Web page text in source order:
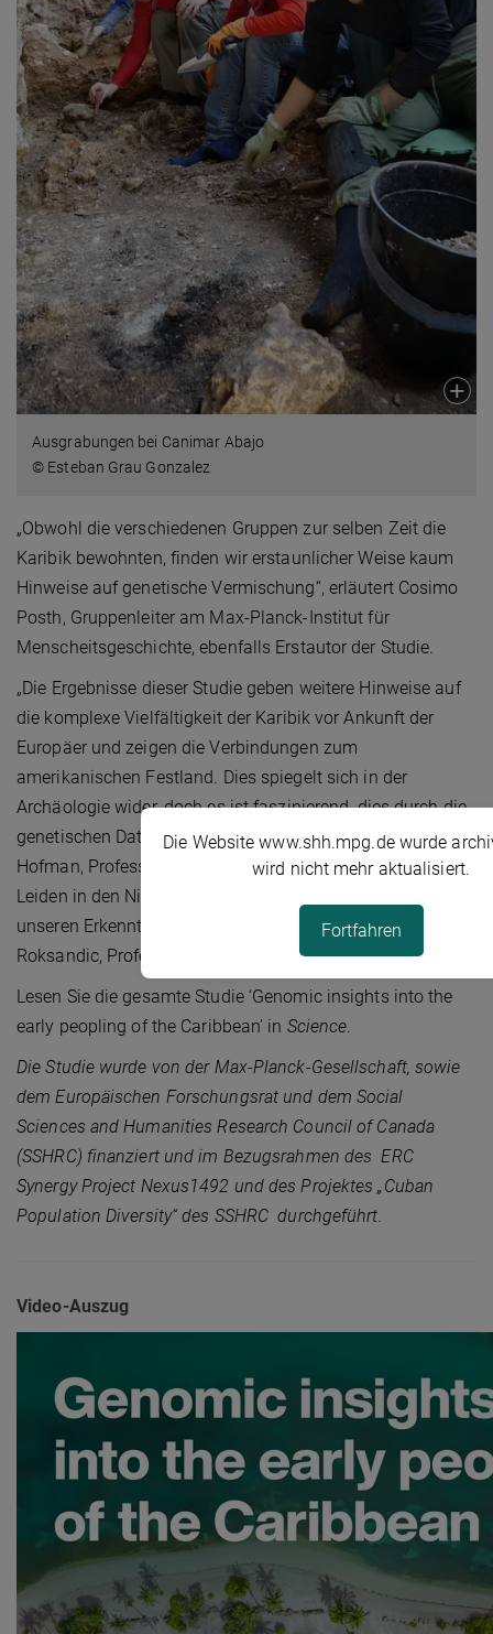
Ausgrabungen bei Canimar Abajo
© Esteban Grau Gonzalez
„Obwohl die verschiedenen Gruppen zur selben Zeit die
Karibik bewohnten, finden wir erstaunlicher Weise kaum
Hinweise auf genetische Vermischung“, erläutert Cosimo
Posth, Gruppenleiter am Max-Planck-Institut für
Menscheitsgeschichte, ebenfalls Erstautor der Studie.
„Die Ergebnisse dieser Studie geben weitere Hinweise auf
die komplexe Vielfältigkeit der Karibik vor Ankunft der
Europäer und zeigen die Verbindungen zum
amerikanischen Festland. Dies spiegelt sich in der
Archäologie wider, doch es ist faszinierend, dies durch die
genetischen Daten bestätigt zu sehen.“, erklärt Corinne
Hofman, Professorin für Archäologie an der Universität
Leiden in den Niederlanden. „Die genetischen Daten geben
unseren Erkenntnissen mehr Tiefe“, stimmt Mirjana
Roksandic, Professorin an der Universität Winnipeg zu.
Lesen Sie die gesamte Studie ‘Genomic insights into the
early peopling of the Caribbean’ in Science.
Die Studie wurde von der Max-Planck-Gesellschaft, sowie
dem Europäischen Forschungsrat und dem Social
Sciences and Humanities Research Council of Canada
(SSHRC) finanziert und im Bezugsrahmen des ERC
Synergy Project Nexus1492 und des Projektes „Cuban
Population Diversity“ des SSHRC durchgeführt.
Video-Auszug
Die Website www.shh.mpg.de wurde
wird nicht mehr aktualisiert.
Fortfahren